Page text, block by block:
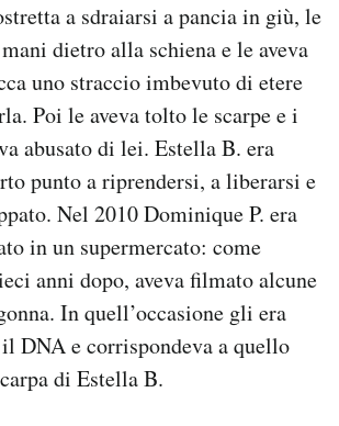
a sdraiarsi a pancia in giù, le
dietro alla schiena e le aveva
uno straccio imbevuto di etere
Poi le aveva tolto le scarpe e i
abusato di lei. Estella B. era
punto a riprendersi, a liberarsi e
Nel 2010 Dominique P. era
in un supermercato: come
anni dopo, aveva filmato alcune
In quell’occasione gli era
DNA e corrispondeva a quello
di Estella B.